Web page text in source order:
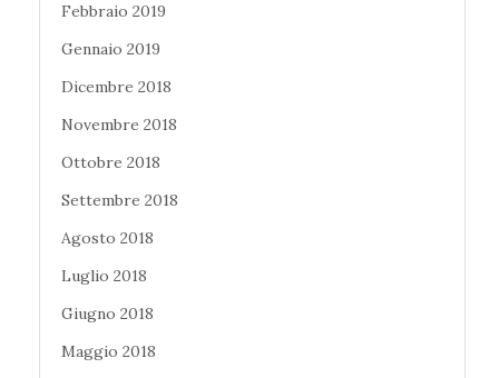
Febbraio 2019
Gennaio 2019
Dicembre 2018
Novembre 2018
Ottobre 2018
Settembre 2018
Agosto 2018
Luglio 2018
Giugno 2018
Maggio 2018